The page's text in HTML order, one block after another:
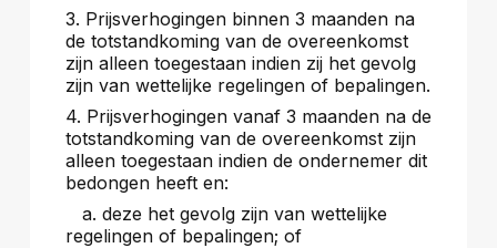
3. Prijsverhogingen binnen 3 maanden na
de totstandkoming van de overeenkomst
zijn alleen toegestaan indien zij het gevolg
zijn van wettelijke regelingen of bepalingen.
4. Prijsverhogingen vanaf 3 maanden na de
totstandkoming van de overeenkomst zijn
alleen toegestaan indien de ondernemer dit
bedongen heeft en:
a. deze het gevolg zijn van wettelijke
regelingen of bepalingen; of